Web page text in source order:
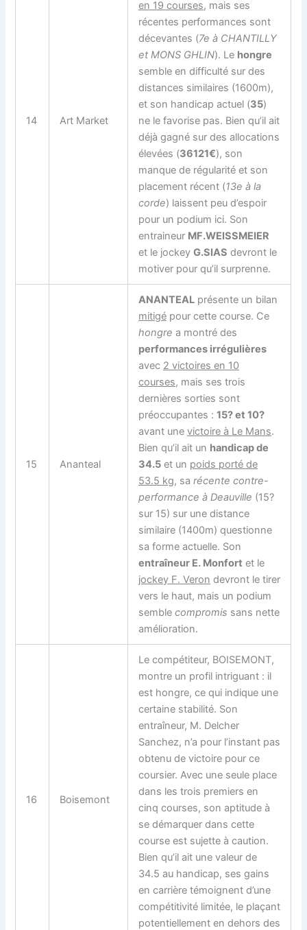
14 Art Market
en 19 courses, mais ses
récentes performances sont
décevantes (7e à CHANTILLY
et MONS GHLIN). Le hongre
semble en difficulté sur des
distances similaires (1600m),
et son handicap actuel (35)
ne le favorise pas. Bien qu’il ait
déjà gagné sur des allocations
élevées (36121€), son
manque de régularité et son
placement récent (13e à la
corde) laissent peu d’espoir
pour un podium ici. Son
entraineur MF.WEISSMEIER
et le jockeyG.SIAS devront le
motiver pour qu’il surprenne.
15 Ananteal
ANANTEAL présente un bilan
mitigé pour cette course. Ce
hongre a montré des
performances irrégulières
avec 2 victoires en 10
courses, mais ses trois
dernières sorties sont
préoccupantes :15? et 10?
avant unevictoire à Le Mans.
Bien qu’il ait un handicap de
34.5 et un poids porté de
53.5 kg, sarécente contre-
performance à Deauville (15?
sur 15) sur une distance
similaire (1400m) questionne
sa forme actuelle. Son
entraîneur E. Monfort et le
jockey F. Veron devront le tirer
vers le haut, mais un podium
semblecompromis sans nette
amélioration.
16 Boisemont
Le compétiteur, BOISEMONT,
montre un profil intriguant : il
est hongre, ce qui indique une
certaine stabilité. Son
entraîneur, M. Delcher
Sanchez, n’a pour l’instant pas
obtenu de victoire pour ce
coursier. Avec une seule place
dans les trois premiers en
cinq courses, son aptitude à
se démarquer dans cette
course est sujette à caution.
Bien qu’il ait une valeur de
34.5 au handicap, ses gains
en carrière témoignent d’une
compétitivité limitée, le plaçant
potentiellement en dehors des